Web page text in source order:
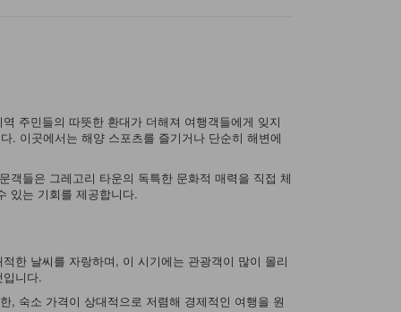
주민들의 따뜻한 환대가 더해져 여행객들에게 잊지
. 이곳에서는 해양 스포츠를 즐기거나 단순히 해변에
들은 그레고리 타운의 독특한 문화적 매력을 직접 체
있는 기회를 제공합니다.
한 날씨를 자랑하며, 이 시기에는 관광객이 많이 몰리
니다.
, 숙소 가격이 상대적으로 저렴해 경제적인 여행을 원